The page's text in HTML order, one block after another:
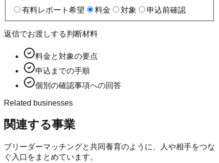
有料レポート希望
料金 対象 申込前確認
返信でお渡しする判断材料
料金と対象の要点
申込までの手順
個別の確認事項への回答
Related businesses
関連する事業
ブリーダーマッチングと共同養育のように、人や相手をつな
ぐ入口をまとめています。